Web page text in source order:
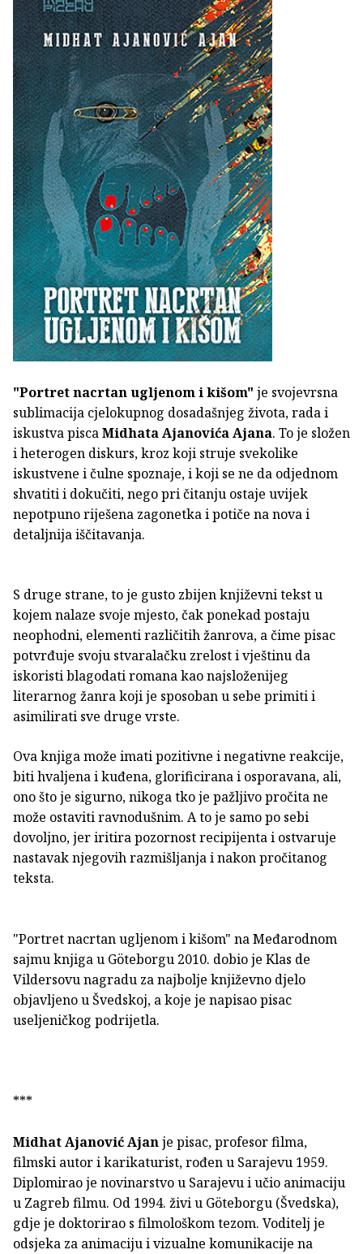
"Portret nacrtan ugljenom i kišom" je svojevrsna
sublimacija cjelokupnog dosadašnjeg života, rada i
iskustva piscaMidhata Ajanovića Ajana. To je složen
i heterogen diskurs, kroz koji struje svekolike
iskustvene i čulne spoznaje, i koji se ne da odjednom
shvatiti i dokučiti, nego pri čitanju ostaje uvijek
nepotpuno riješena zagonetka i potiče na nova i
detaljnija iščitavanja.
S druge strane, to je gusto zbijen književni tekst u
kojem nalaze svoje mjesto, čak ponekad postaju
neophodni, elementi različitih žanrova, a čime pisac
potvrđuje svoju stvaralačku zrelost i vještinu da
iskoristi blagodati romana kao najsloženijeg
literarnog žanra koji je sposoban u sebe primiti i
asimilirati sve druge vrste.
Ova knjiga može imati pozitivne i negativne reakcije,
biti hvaljena i kuđena, glorificirana i osporavana, ali,
ono što je sigurno, nikoga tko je pažljivo pročita ne
može ostaviti ravnodušnim. A to je samo po sebi
dovoljno, jer iritira pozornost recipijenta i ostvaruje
nastavak njegovih razmišljanja i nakon pročitanog
teksta.
"Portret nacrtan ugljenom i kišom" na Međarodnom
sajmu knjiga u Göteborgu 2010. dobio je Klas de
Vildersovu nagradu za najbolje književno djelo
objavljeno u Švedskoj, a koje je napisao pisac
useljeničkog podrijetla.
***
Midhat Ajanović Ajanje pisac, profesor filma,
filmski autor i karikaturist, rođen u Sarajevu 1959.
Diplomirao je novinarstvo u Sarajevu i učio animaciju
u Zagreb filmu. Od 1994. živi u Göteborgu (Švedska),
gdje je doktorirao s filmološkom tezom. Voditelj je
odsjeka za animaciju i vizualne komunikacije na